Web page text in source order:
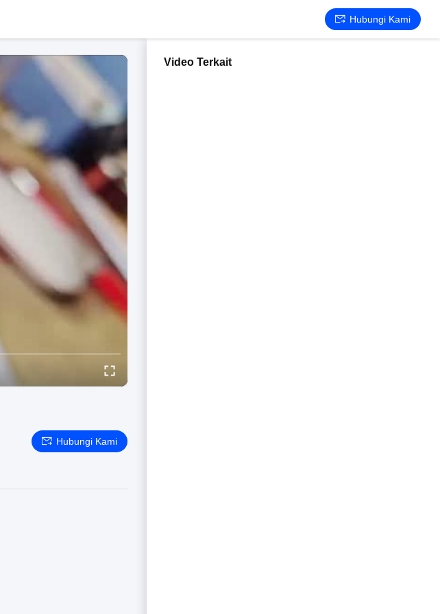
Hubungi Kami
Hubungi Kami
Video Terkait